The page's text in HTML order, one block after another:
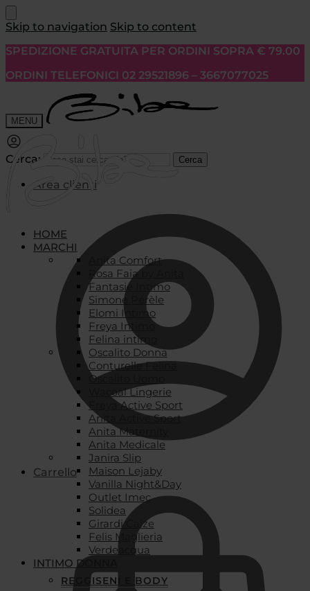
Skip to navigation Skip to content
SPEDIZIONE GRATUITA PER ORDINI SOPRA € 79.00
ORDINI TELEFONICI 02 29521896 – 3667077025
MENU
Cerca: Cerca
Area clienti
Carrello
HOME
MARCHI
Anita Comfort
Rosa Faia by Anita
Fantasie Intimo
Simone Pérèle
Elomi Intimo
Freya Intimo
Felina intimo
Oscalito Donna
Conturelle Felina
Oscalito Uomo
Wacoal Lingerie
Freya Active Sport
Anita Active Sport
Anita Maternity
Anita Medicale
Janira Slip
Maison Lejaby
Vanilla Night&Day
Outlet Imec
Solidea
Girardi Calze
Felis Maglieria
Verdeacqua
INTIMO DONNA
REGGISENI E BODY